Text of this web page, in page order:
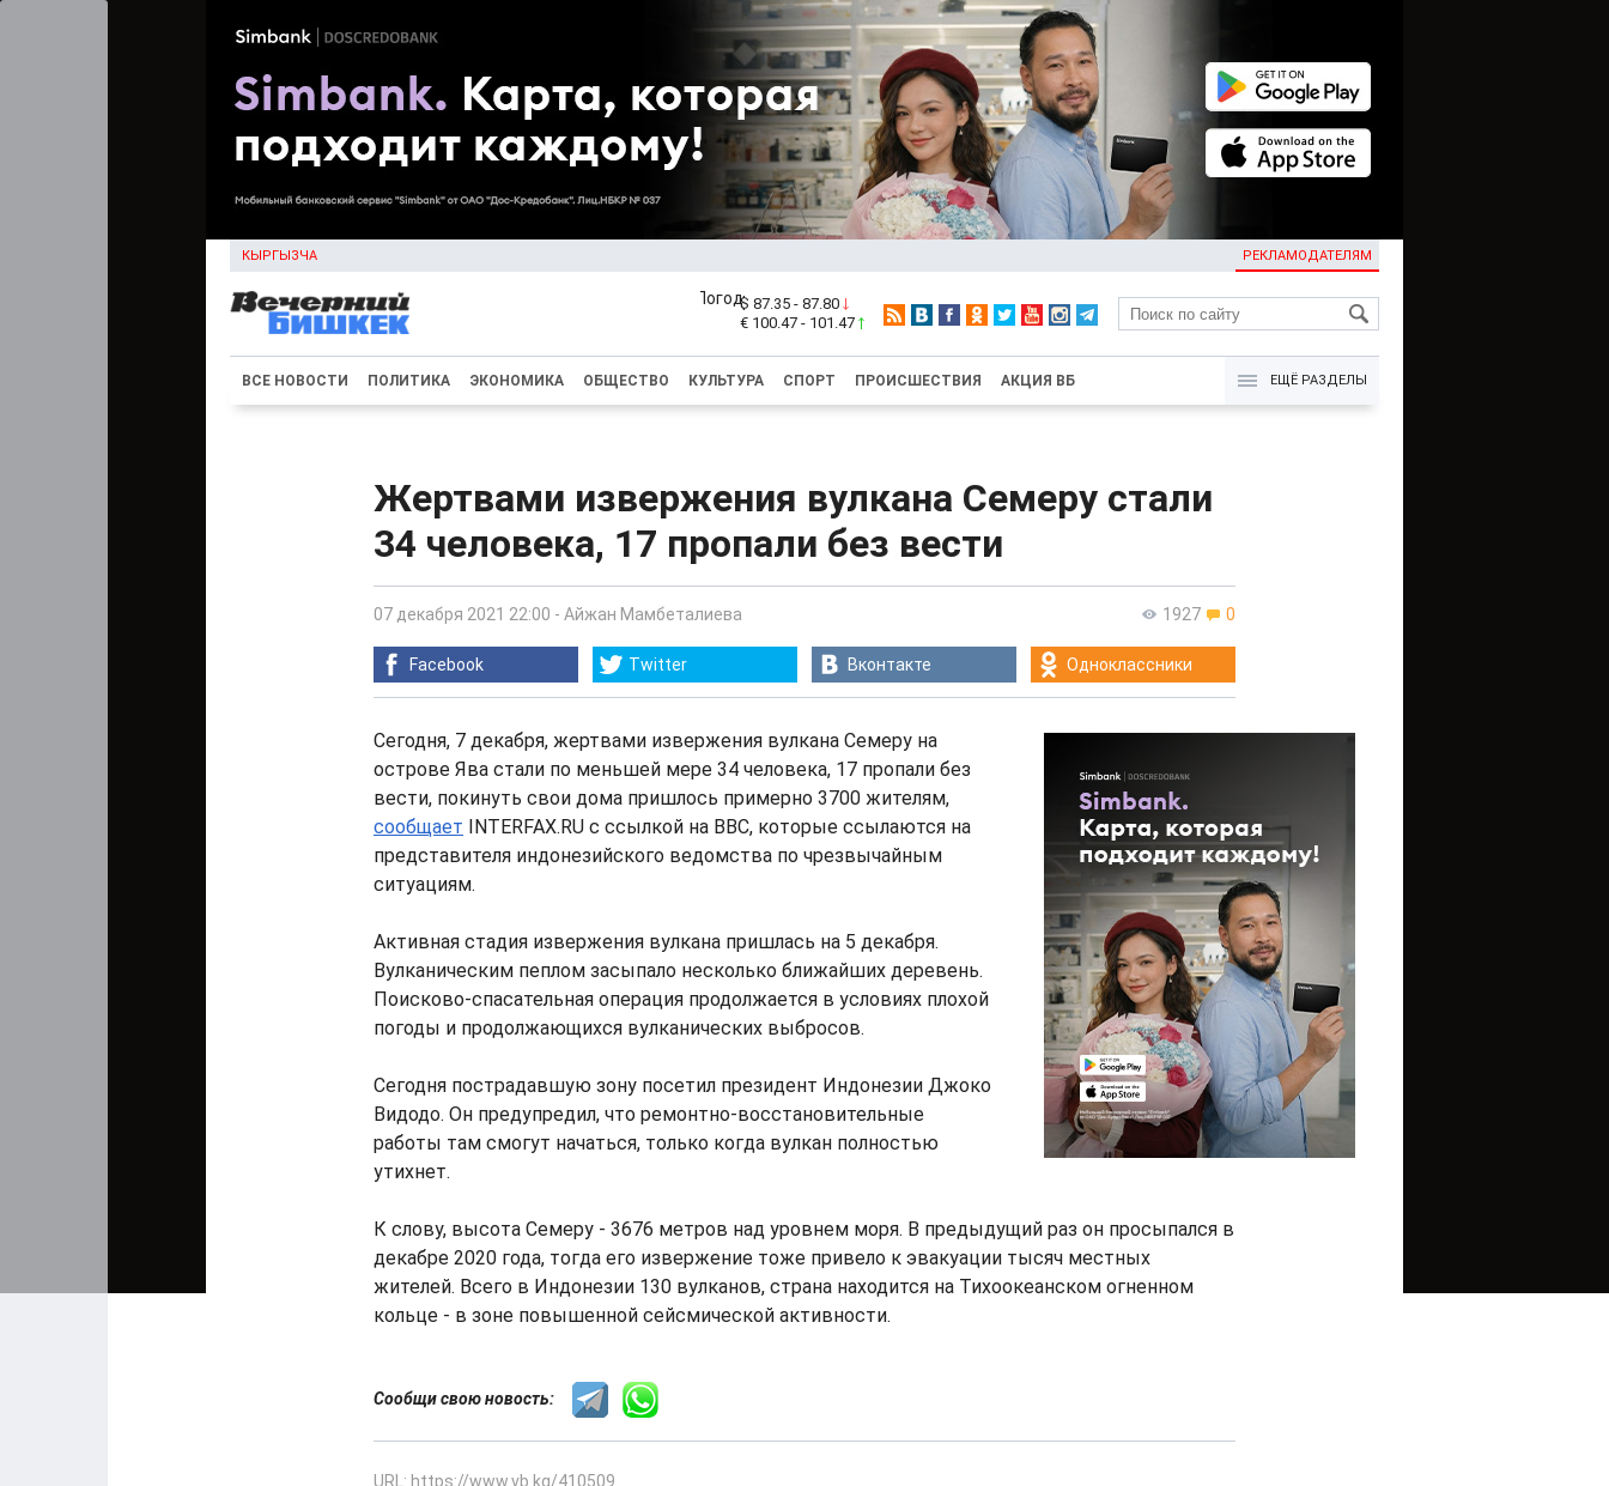
КЫРГЫЗЧА РЕКЛАМОДАТЕЛЯМ
KG
$ 87.35 - 87.80
€ 100.47 - 101.47
ВСЕ НОВОСТИ ПОЛИТИКА ЭКОНОМИКА ОБЩЕСТВО КУЛЬТУРА СПОРТ ПРОИСШЕСТВИЯ АКЦИЯ ВБ ЕЩЁ РАЗДЕЛЫ
Жертвами извержения вулкана Семеру стали
34 человека, 17 пропали без вести
1927 0
07 декабря 2021 22:00 - Айжан Мамбеталиева
Facebook Twitter Вконтакте Одноклассники
Сегодня, 7 декабря, жертвами извержения вулкана Семеру на
острове Ява стали по меньшей мере 34 человека, 17 пропали без
вести, покинуть свои дома пришлось примерно 3700 жителям,
сообщает INTERFAX.RU с ссылкой на ВВС, которые ссылаются на
представителя индонезийского ведомства по чрезвычайным
ситуациям.
Активная стадия извержения вулкана пришлась на 5 декабря.
Вулканическим пеплом засыпало несколько ближайших деревень.
Поисково-спасательная операция продолжается в условиях плохой
погоды и продолжающихся вулканических выбросов.
Сегодня пострадавшую зону посетил президент Индонезии Джоко
Видодо. Он предупредил, что ремонтно-восстановительные
работы там смогут начаться, только когда вулкан полностью
утихнет.
К слову, высота Семеру - 3676 метров над уровнем моря. В предыдущий раз он просыпался в
декабре 2020 года, тогда его извержение тоже привело к эвакуации тысяч местных
жителей. Всего в Индонезии 130 вулканов, страна находится на Тихоокеанском огненном
кольце - в зоне повышенной сейсмической активности.
Сообщи свою новость:
URL: https://www.vb.kg/410509